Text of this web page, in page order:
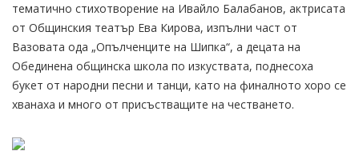
тематично стихотворение на Ивайло Балабанов, актрисата
от Общинския театър Ева Кирова, изпълни част от
Вазовата ода „Опълченците на Шипка“, а децата на
Обединена общинска школа по изкуствата, поднесоха
букет от народни песни и танци, като на финалното хоро се
хванаха и много от присъстващите на честването.